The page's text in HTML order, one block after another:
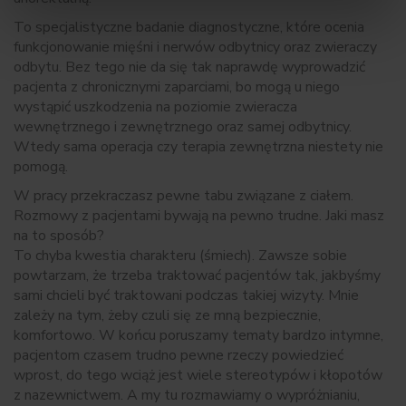
To specjalistyczne badanie diagnostyczne, które ocenia
funkcjonowanie mięśni i nerwów odbytnicy oraz zwieraczy
odbytu. Bez tego nie da się tak naprawdę wyprowadzić
pacjenta z chronicznymi zaparciami, bo mogą u niego
wystąpić uszkodzenia na poziomie zwieracza
wewnętrznego i zewnętrznego oraz samej odbytnicy.
Wtedy sama operacja czy terapia zewnętrzna niestety nie
pomogą.
W pracy przekraczasz pewne tabu związane z ciałem.
Rozmowy z pacjentami bywają na pewno trudne. Jaki masz
na to sposób?
To chyba kwestia charakteru (śmiech). Zawsze sobie
powtarzam, że trzeba traktować pacjentów tak, jakbyśmy
sami chcieli być traktowani podczas takiej wizyty. Mnie
zależy na tym, żeby czuli się ze mną bezpiecznie,
komfortowo. W końcu poruszamy tematy bardzo intymne,
pacjentom czasem trudno pewne rzeczy powiedzieć
wprost, do tego wciąż jest wiele stereotypów i kłopotów
z nazewnictwem. A my tu rozmawiamy o wypróżnianiu,